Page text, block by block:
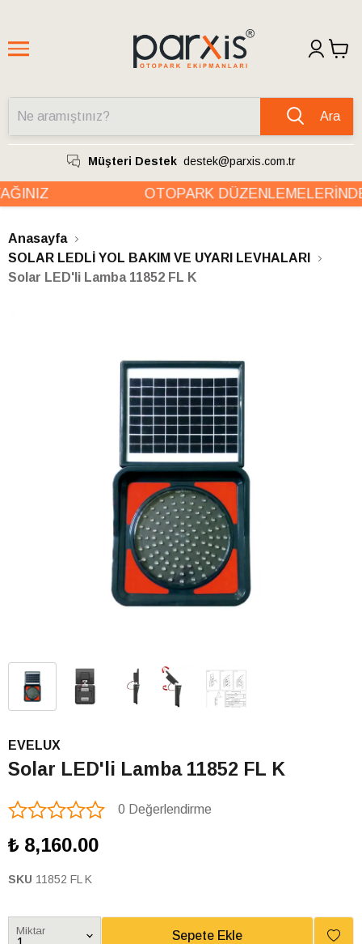
Ara
Müşteri Destek destek@parxis.com.tr
OTOPARK
Anasayfa
SOLAR LEDLİ YOL BAKIM VE UYARI LEVHALARI
Solar LED'li Lamba 11852 FL K
EVELUX
Solar LED'li Lamba 11852 FL K
0 Değerlendirme
₺ 8,160.00
SKU 11852 FL K
Miktar Sepete Ekle